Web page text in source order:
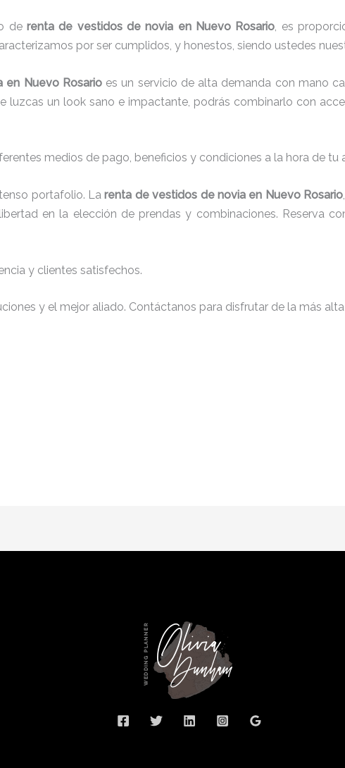
de renta de vestidos de novia en Nuevo Rosario, es
por ser cumplidos, y honestos, siendo ustedes
en Nuevo Rosario es un servicio de alta demanda con mano
luzcas un look sano e impactante, podrás combinarlo con
medios de pago, beneficios y condiciones a la hora de tu
portafolio. Larenta de vestidos de novia en Nuevo Rosario
en la elección de prendas y combinaciones. Reserva
y clientes satisfechos.
y el mejor aliado. Contáctanos para disfrutar de la más alta